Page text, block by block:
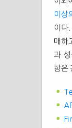
이상
이다
매하
과 성
함은